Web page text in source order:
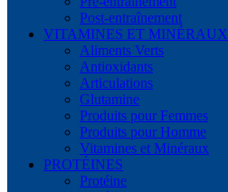
Post-entraînement
VITAMINES ET MINÉRAUX
Aliments Verts
Antioxidants
Articulations
Glutamine
Produits pour Femmes
Produits pour Homme
Vitamines et Minéraux
PROTÉINES
Protéine